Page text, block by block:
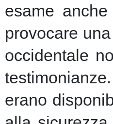
esame
provocare
occidentale
erano